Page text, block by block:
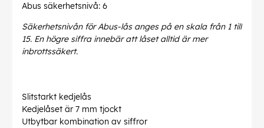
Abus säkerhetsnivå: 6
Säkerhetsnivån för Abus-lås anges på en skala från 1 till
15. En högre siffra innebär att låset alltid är mer
inbrottssäkert.
Slitstarkt kedjelås
Kedjelåset är 7 mm tjockt
Utbytbar kombination av siffror